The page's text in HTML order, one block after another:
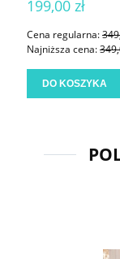
199,00 zł
Cena regularna:
Najniższa cena:
DO KOSZYKA